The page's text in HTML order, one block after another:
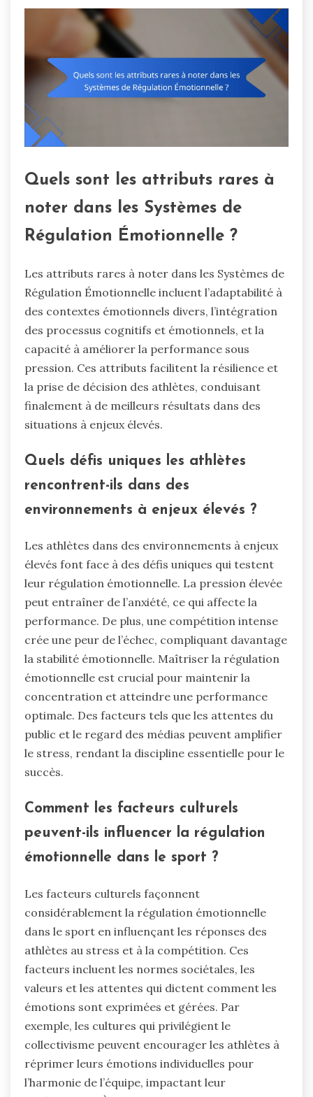
Quels sont les attributs rares à
noter dans les Systèmes de
Régulation Émotionnelle ?
Les attributs rares à noter dans les Systèmes de
Régulation Émotionnelle incluent l’adaptabilité à
des contextes émotionnels divers, l’intégration
des processus cognitifs et émotionnels, et la
capacité à améliorer la performance sous
pression. Ces attributs facilitent la résilience et
la prise de décision des athlètes, conduisant
finalement à de meilleurs résultats dans des
situations à enjeux élevés.
Quels défis uniques les athlètes
rencontrent-ils dans des
environnements à enjeux élevés ?
Les athlètes dans des environnements à enjeux
élevés font face à des défis uniques qui testent
leur régulation émotionnelle. La pression élevée
peut entraîner de l’anxiété, ce qui affecte la
performance. De plus, une compétition intense
crée une peur de l’échec, compliquant davantage
la stabilité émotionnelle. Maîtriser la régulation
émotionnelle est crucial pour maintenir la
concentration et atteindre une performance
optimale. Des facteurs tels que les attentes du
public et le regard des médias peuvent amplifier
le stress, rendant la discipline essentielle pour le
succès.
Comment les facteurs culturels
peuvent-ils influencer la régulation
émotionnelle dans le sport ?
Les facteurs culturels façonnent
considérablement la régulation émotionnelle
dans le sport en influençant les réponses des
athlètes au stress et à la compétition. Ces
facteurs incluent les normes sociétales, les
valeurs et les attentes qui dictent comment les
émotions sont exprimées et gérées. Par
exemple, les cultures qui privilégient le
collectivisme peuvent encourager les athlètes à
réprimer leurs émotions individuelles pour
l’harmonie de l’équipe, impactant leur